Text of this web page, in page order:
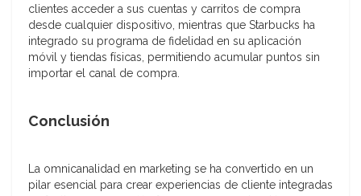
clientes acceder a sus cuentas y carritos de compra
desde cualquier dispositivo, mientras que Starbucks ha
integrado su programa de fidelidad en su aplicación
móvil y tiendas físicas, permitiendo acumular puntos sin
importar el canal de compra.
Conclusión
La omnicanalidad en marketing se ha convertido en un
pilar esencial para crear experiencias de cliente integradas